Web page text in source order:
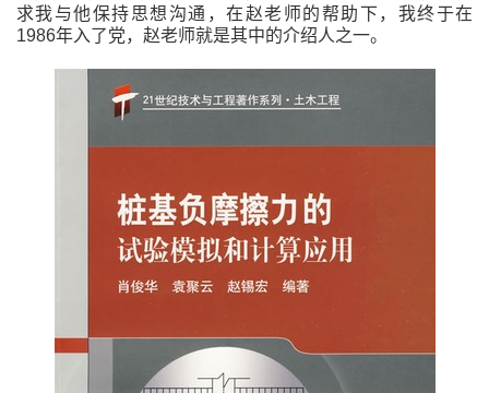
求我与他保持思想沟通，在赵老师的帮助下，我终于在
1986年入了党，赵老师就是其中的介绍人之一。